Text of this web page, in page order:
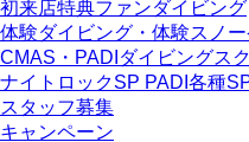
初来店特典ファンダイビング
体験ダイビング・体験スノ
CMAS・PADIダイビングス
ナイトロックSP PADI各種
スタッフ募集
キャンペーン